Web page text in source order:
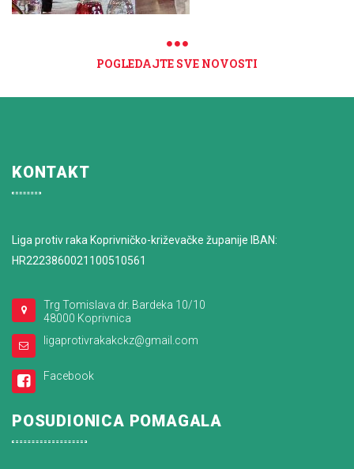
POGLEDAJTE SVE NOVOSTI
KONTAKT
Liga protiv raka Koprivničko-križevačke županije IBAN:
HR2223860021100510561
Trg Tomislava dr. Bardeka 10/10
48000 Koprivnica
ligaprotivrakakckz@gmail.com
Facebook
POSUDIONICA POMAGALA